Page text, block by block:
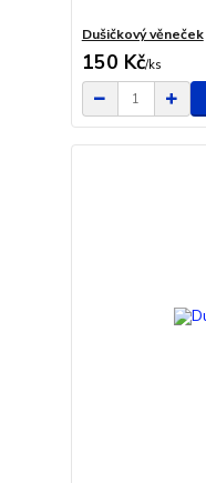
Dušičkový věneček
150 Kč/ks